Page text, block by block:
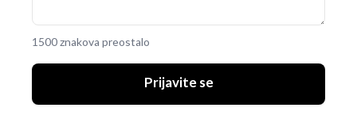
1500 znakova preostalo
Prijavite se